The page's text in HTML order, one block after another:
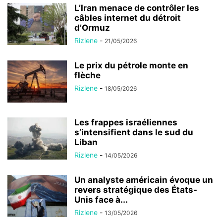
L’Iran menace de contrôler les
câbles internet du détroit
d’Ormuz
Rizlene - 21/05/2026
Le prix du pétrole monte en
flèche
Rizlene - 18/05/2026
Les frappes israéliennes
s’intensifient dans le sud du
Liban
Rizlene - 14/05/2026
Un analyste américain évoque un
revers stratégique des États-
Unis face à...
Rizlene - 13/05/2026